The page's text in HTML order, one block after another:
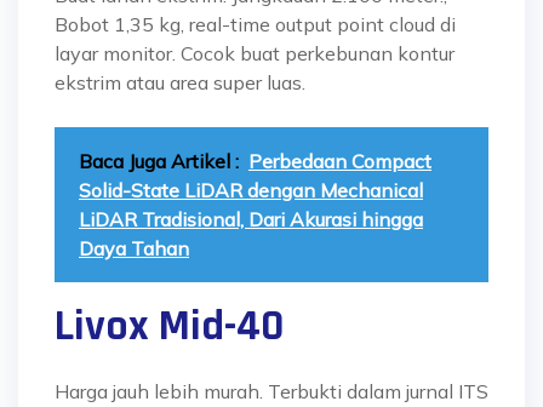
Bobot 1,35 kg, real-time output point cloud di
layar monitor. Cocok buat perkebunan kontur
ekstrim atau area super luas.
Baca Juga Artikel : Perbedaan Compact
Solid-State LiDAR dengan Mechanical
LiDAR Tradisional, Dari Akurasi hingga
Daya Tahan
Livox Mid-40
Harga jauh lebih murah. Terbukti dalam jurnal ITS